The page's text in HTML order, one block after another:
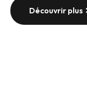
Découvrir plus